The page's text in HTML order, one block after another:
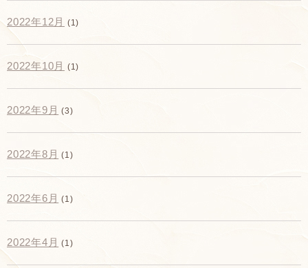
2022年12月 (1)
2022年10月 (1)
2022年9月 (3)
2022年8月 (1)
2022年6月 (1)
2022年4月 (1)